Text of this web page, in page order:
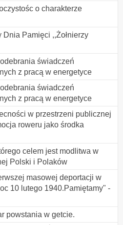
o charakterze
Pamięci ,,Żołnierzy
świadczeń
z pracą w energetyce
świadczeń
z pracą w energetyce
w przestrzeni publicznej
roweru jako środka
celem jest modlitwa w
Polski i Polaków
masowej deportacji w
10 lutego 1940.Pamiętamy" -
powstania w getcie.